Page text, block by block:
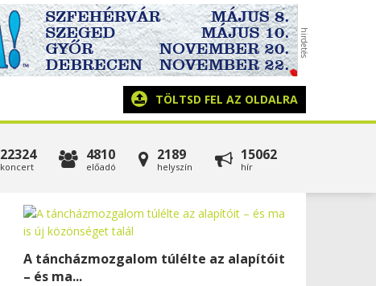
TÖLTSD FEL AZ OLDALRA
22324
koncert
4810
előadó
2189
helyszín
15062
hír
A táncházmozgalom túlélte az alapítóit
– és ma...